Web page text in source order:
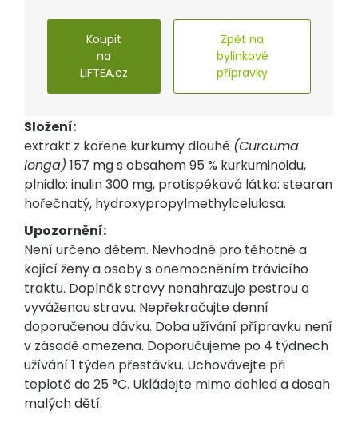
Koupit
na
LIFTEA.cz
Zpět na
bylinkové
přípravky
Složení:
extrakt z kořene kurkumy dlouhé (Curcuma
longa) 157 mg s obsahem 95 % kurkuminoidu,
plnidlo: inulin 300 mg, protispékavá látka: stearan
hořečnatý, hydroxypropylmethylcelulosa.
Upozornění:
Není určeno dětem. Nevhodné pro těhotné a
kojící ženy a osoby s onemocněním trávicího
traktu. Doplněk stravy nenahrazuje pestrou a
vyváženou stravu. Nepřekračujte denní
doporučenou dávku. Doba užívání přípravku není
v zásadě omezena. Doporučujeme po 4 týdnech
užívání 1 týden přestávku. Uchovávejte při
teplotě do 25 °C. Ukládejte mimo dohled a dosah
malých dětí.